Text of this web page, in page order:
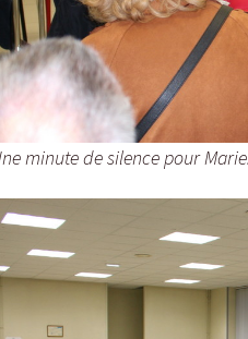
minute de silence pour